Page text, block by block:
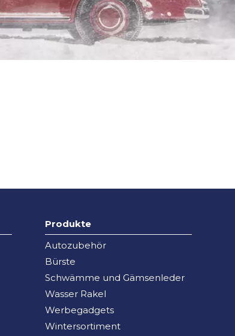
Produkte
Autozubehör
Bürste
Schwämme und Gämsenleder
Wasser Rakel
Werbegadgets
Wintersortiment